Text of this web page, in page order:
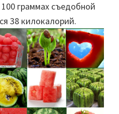
граммах съедобной
38 килокалорий.